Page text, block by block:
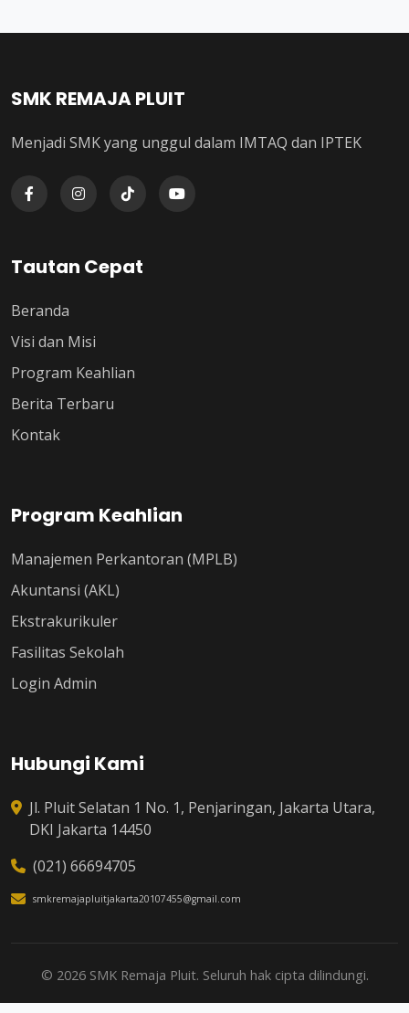
SMK REMAJA PLUIT
Menjadi SMK yang unggul dalam IMTAQ dan IPTEK
Tautan Cepat
Beranda
Visi dan Misi
Program Keahlian
Berita Terbaru
Kontak
Program Keahlian
Manajemen Perkantoran (MPLB)
Akuntansi (AKL)
Ekstrakurikuler
Fasilitas Sekolah
Login Admin
Hubungi Kami
Jl. Pluit Selatan 1 No. 1, Penjaringan, Jakarta Utara,
DKI Jakarta 14450
(021) 66694705
smkremajapluitjakarta20107455@gmail.com
© 2026 SMK Remaja Pluit. Seluruh hak cipta dilindungi.